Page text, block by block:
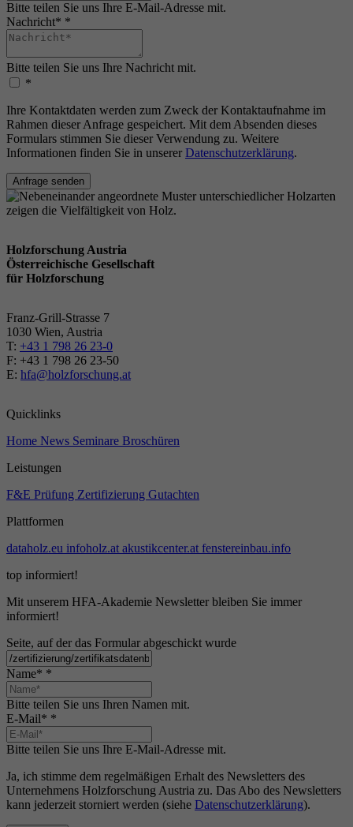
Bitte teilen Sie uns Ihre E-Mail-Adresse mit.
Nachricht* *
Bitte teilen Sie uns Ihre Nachricht mit.
*
Ihre Kontaktdaten werden zum Zweck der Kontaktaufnahme im
Rahmen dieser Anfrage gespeichert. Mit dem Absenden dieses
Formulars stimmen Sie dieser Verwendung zu. Weitere
Informationen finden Sie in unserer Datenschutzerklärung.
Anfrage senden
Holzforschung Austria
Österreichische Gesellschaft
für Holzforschung
Franz-Grill-Strasse 7
1030 Wien, Austria
T: +43 1 798 26 23-0
​​F: +43 1 798 26 23-50
E: hfa@holzforschung.at
Quicklinks
Home News Seminare Broschüren
Leistungen
F&E Prüfung Zertifizierung Gutachten
Plattformen
dataholz.eu infoholz.at akustikcenter.at fenstereinbau.info
top informiert!
Mit unserem HFA-Akademie Newsletter bleiben Sie immer
informiert!
Seite, auf der das Formular abgeschickt wurde
Name* *
Bitte teilen Sie uns Ihren Namen mit.
E-Mail* *
Bitte teilen Sie uns Ihre E-Mail-Adresse mit.
Ja, ich stimme dem regelmäßigen Erhalt des Newsletters des
Unternehmens Holzforschung Austria zu. Das Abo des Newsletters
kann jederzeit storniert werden (siehe Datenschutzerklärung).